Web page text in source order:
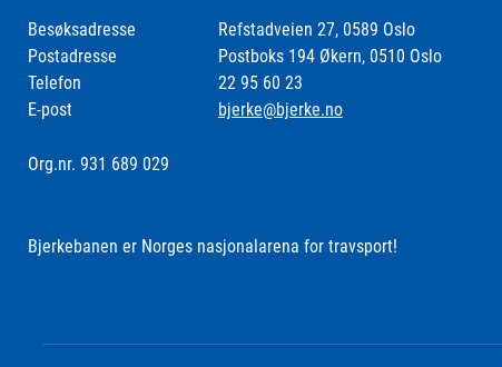
Besøksadresse
Refstadveien 27, 0589 Oslo
Postadresse
Postboks 194 Økern, 0510 Oslo
Telefon
22 95 60 23
E-post
bjerke@bjerke.no
Org.nr. 931 689 029
Bjerkebanen er Norges nasjonalarena for travsport!